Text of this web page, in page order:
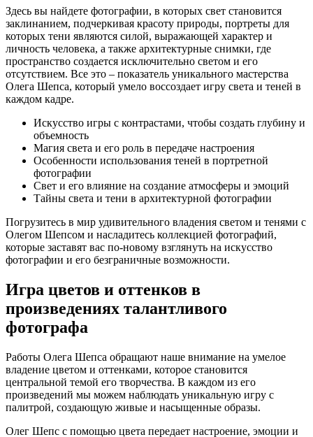
Здесь вы найдете фотографии, в которых свет становится
заклинанием, подчеркивая красоту природы, портреты для
которых тени являются силой, выражающей характер и
личность человека, а также архитектурные снимки, где
пространство создается исключительно светом и его
отсутствием. Все это – показатель уникального мастерства
Олега Шепса, который умело воссоздает игру света и теней в
каждом кадре.
Искусство игры с контрастами, чтобы создать глубину и
объемность
Магия света и его роль в передаче настроения
Особенности использования теней в портретной
фотографии
Свет и его влияние на создание атмосферы и эмоций
Тайны света и тени в архитектурной фотографии
Погрузитесь в мир удивительного владения светом и тенями с
Олегом Шепсом и насладитесь коллекцией фотографий,
которые заставят вас по-новому взглянуть на искусство
фотографии и его безграничные возможности.
Игра цветов и оттенков в
произведениях талантливого
фотографа
Работы Олега Шепса обращают наше внимание на умелое
владение цветом и оттенками, которое становится
центральной темой его творчества. В каждом из его
произведений мы можем наблюдать уникальную игру с
палитрой, создающую живые и насыщенные образы.
Олег Шепс с помощью цвета передает настроение, эмоции и